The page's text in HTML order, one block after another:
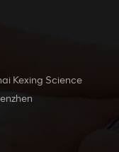
Kexing Science